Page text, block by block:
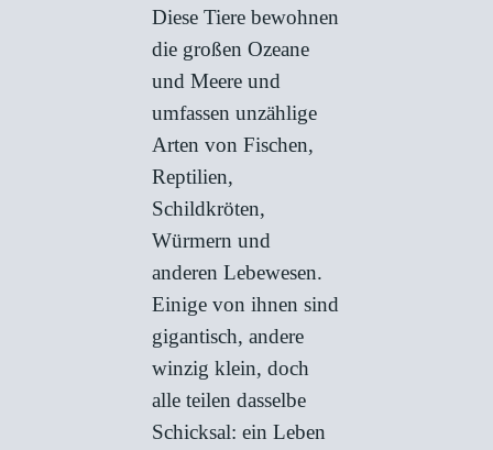
Diese Tiere bewohnen
die großen Ozeane
und Meere und
umfassen unzählige
Arten von Fischen,
Reptilien,
Schildkröten,
Würmern und
anderen Lebewesen.
Einige von ihnen sind
gigantisch, andere
winzig klein, doch
alle teilen dasselbe
Schicksal: ein Leben